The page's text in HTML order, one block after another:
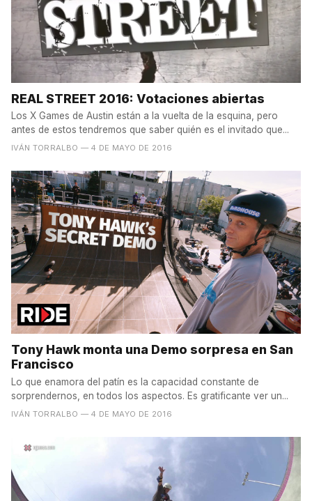
REAL STREET 2016: Votaciones abiertas
Los X Games de Austin están a la vuelta de la esquina, pero
antes de estos tendremos que saber quién es el invitado que...
IVÁN TORRALBO — 4 DE MAYO DE 2016
Tony Hawk monta una Demo sorpresa en San
Francisco
Lo que enamora del patín es la capacidad constante de
sorprendernos, en todos los aspectos. Es gratificante ver un...
IVÁN TORRALBO — 4 DE MAYO DE 2016